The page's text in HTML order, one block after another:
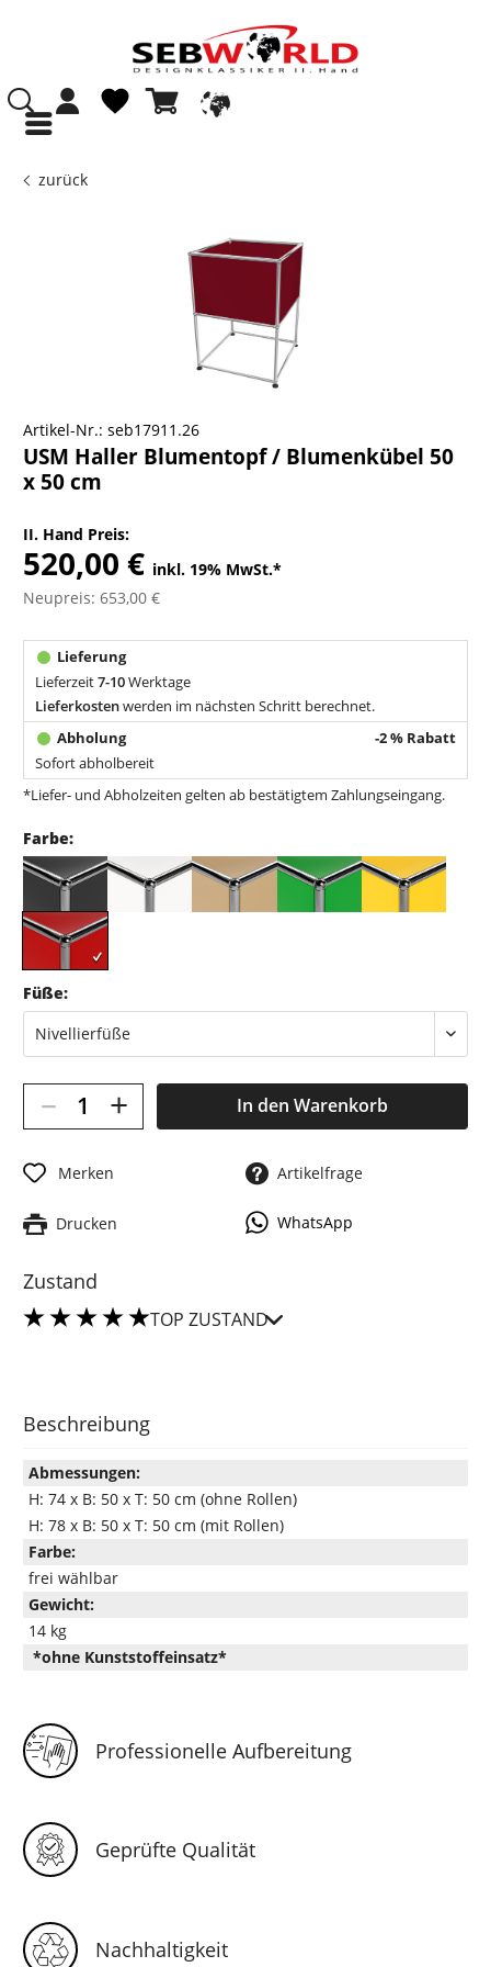
zurück
Artikel-Nr.: seb17911.26
USM Haller Blumentopf / Blumenkübel 50
x 50 cm
II. Hand Preis:
520,00 € inkl. 19% MwSt.*
Neupreis: 653,00 €
Lieferzeit7-10Werktage
Lieferkostenwerden im nächsten Schritt berechnet.
-2 % Rabatt
Sofort abholbereit
*Liefer- und Abholzeiten gelten ab bestätigtem Zahlungseingang.
Farbe:
Füße:
– + In den Warenkorb
Merken Artikelfrage
Drucken WhatsApp
Zustand
TOP ZUSTAND
Beschreibung
Abmessungen:
H: 74 x B: 50 x T: 50 cm (ohne Rollen)
H: 78 x B: 50 x T: 50 cm (mit Rollen)
Farbe:
frei wählbar
Gewicht:
14 kg
*ohne Kunststoffeinsatz*
Professionelle Aufbereitung
Geprüfte Qualität
Nachhaltigkeit